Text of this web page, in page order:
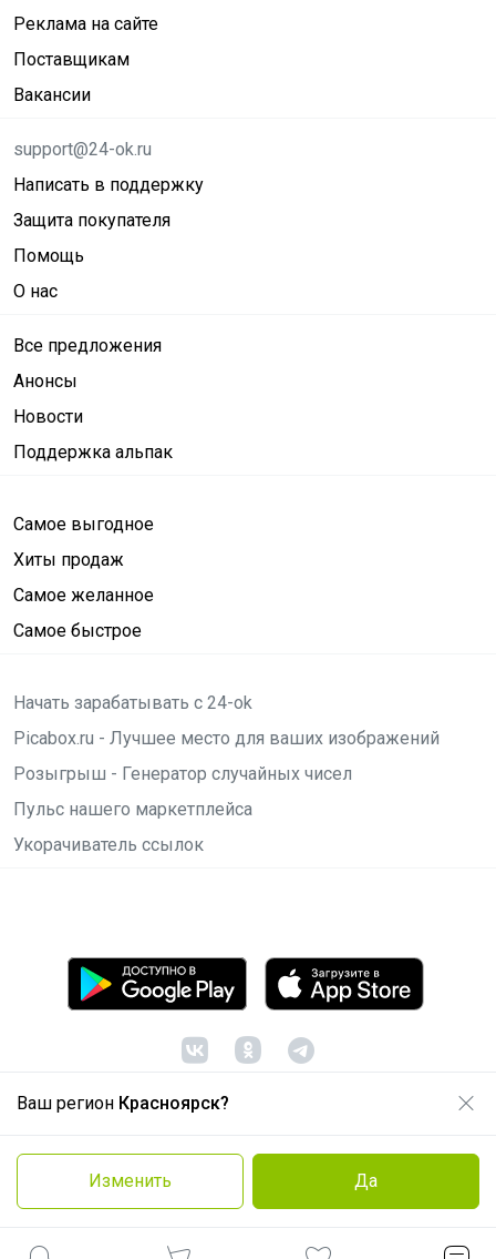
Ваш регион Красноярск?
Изменить Да
Реклама на сайте
Поставщикам
Вакансии
support@24-ok.ru
Написать в поддержку
Защита покупателя
Помощь
О нас
Все предложения
Анонсы
Новости
Поддержка альпак
Самое выгодное
Хиты продаж
Самое желанное
Самое быстрое
Начать зарабатывать с 24-ok
Picabox.ru - Лучшее место для ваших изображений
Розыгрыш - Генератор случайных чисел
Пульс нашего маркетплейса
Укорачиватель ссылок
© ООО "Лявита", ОГРН 1122468054070, 2012 -2026
Политика конфиденциальности
Cоглашение пользователя